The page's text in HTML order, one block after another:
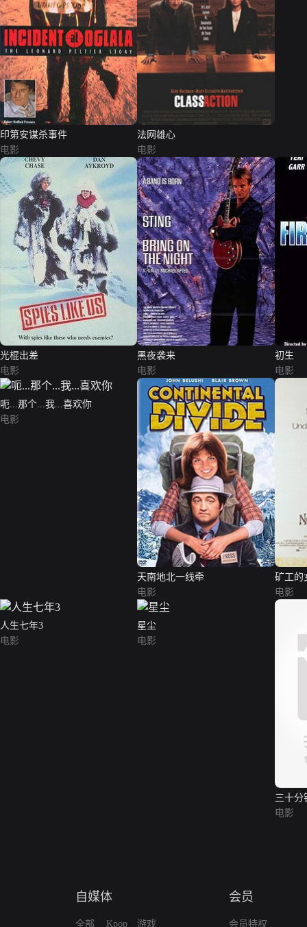
印第安谋杀事件
电影
法网雄心
电影
光棍出差
电影
黑夜袭来
电影
初生
电影
呃...那个...我...喜欢你
电影
天南地北一线牵
电影
矿工的
电影
人生七年3
电影
星尘
电影
三十分
电影
自媒体
全部 Kpop 游戏
会员
会员特权